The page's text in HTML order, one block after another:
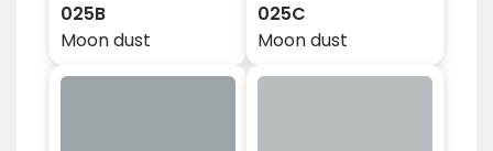
025B
Moon dust
025C
Moon dust